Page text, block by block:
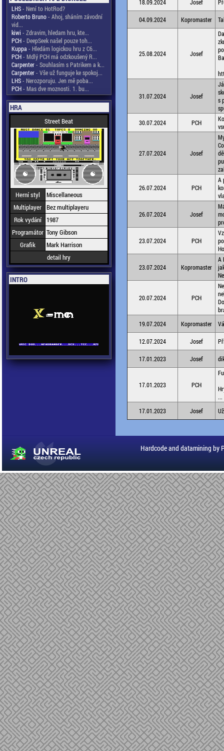
LHS- Není to HotRod?
Roberto Bruno- Ahoj, sháním závodní
vid...
kiwi - Zdravim, hledam hru, kte...
PCH- DeepSeek našel pouze toh...
Kuppa - Hledám logickou hru z C6...
PCH- Mdlý PCH má odzkoušený R...
Carpenter- Souhlasím s Patrikem a k...
Carpenter- Vše už funguje ke spokoj...
LHS- Nerozporuju. Jen mě poba...
PCH- Mas dve moznosti. 1. bu...
HRA
Street Beat
Herní styl
Miscellaneous
Multiplayer Bez multiplayeru
Rok vydání
1987
Programátor Tony Gibson
Grafik
Mark Harrison
detail hry
INTRO
18.09.2024 Josef
04.09.2024 Kopromaster
25.08.2024 Josef
31.07.2024 Josef
s
30.07.2024
PCH
27.07.2024 Josef
26.07.2024 PCH
A
26.07.2024 Josef
23.07.2024 PCH
23.07.2024 Kopromaster
A
20.07.2024 PCH
19.07.2024
Kopromaster
12.07.2024 Josef
17.01.2023 Josef
17.01.2023 PCH
17.01.2023
Josef
Hardcode and datamining by